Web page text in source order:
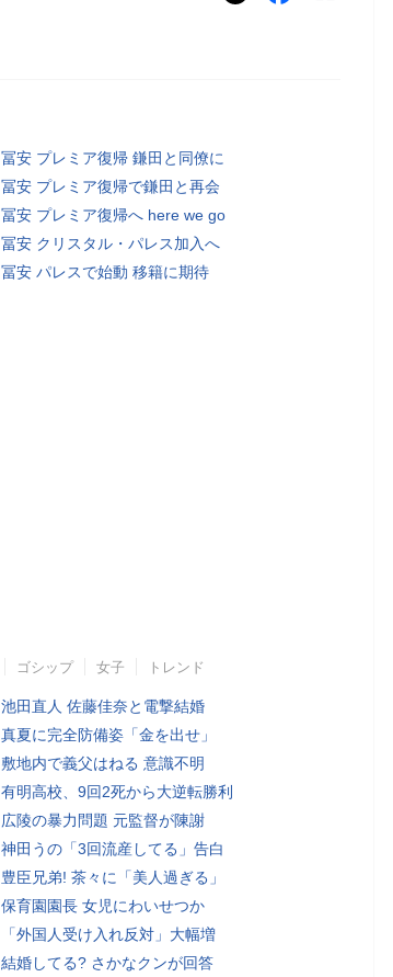
冨安 プレミア復帰 鎌田と同僚に
冨安 プレミア復帰で鎌田と再会
冨安 プレミア復帰へ here we go
冨安 クリスタル・パレス加入へ
冨安 パレスで始動 移籍に期待
ゴシップ 女子 トレンド
池田直人 佐藤佳奈と電撃結婚
真夏に完全防備姿「金を出せ」
敷地内で義父はねる 意識不明
有明高校、9回2死から大逆転勝利
広陵の暴力問題 元監督が陳謝
神田うの「3回流産してる」告白
豊臣兄弟! 茶々に「美人過ぎる」
保育園園長 女児にわいせつか
「外国人受け入れ反対」大幅増
結婚してる? さかなクンが回答